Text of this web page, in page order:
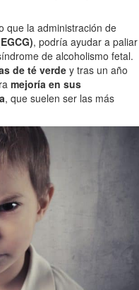
que la administración de
, podría ayudar a paliar
de alcoholismo fetal.
de té verdey tras un año
mejoría en sus
, que suelen ser las más